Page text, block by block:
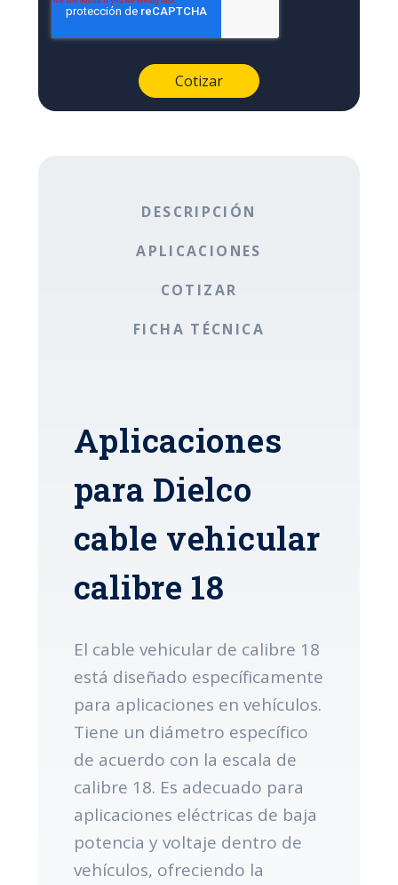
DESCRIPCIÓN
APLICACIONES
COTIZAR
FICHA TÉCNICA
Aplicaciones
para Dielco
cable vehicular
calibre 18
El cable vehicular de calibre 18
está diseñado específicamente
para aplicaciones en vehículos.
Tiene un diámetro específico
de acuerdo con la escala de
calibre 18. Es adecuado para
aplicaciones eléctricas de baja
potencia y voltaje dentro de
vehículos, ofreciendo la